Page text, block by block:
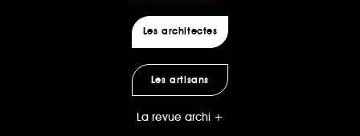
Les architectes
Les artisans
La revue archi +